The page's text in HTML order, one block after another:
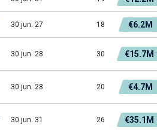
30 jun. 27 18 €6.2M
30 jun. 28 30 €15.7M
30 jun. 28 20 €4.7M
30 jun. 31 26 €35.1M